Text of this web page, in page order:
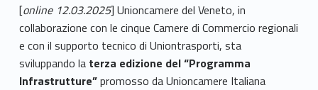
[online 12.03.2025] Unioncamere del Veneto, in
collaborazione con le cinque Camere di Commercio regionali
e con il supporto tecnico di Uniontrasporti, sta
sviluppando la terza edizione del “Programma
Infrastrutture”promosso da Unioncamere Italiana